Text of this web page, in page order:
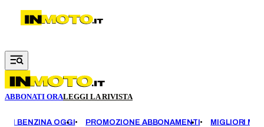
Vai al contenuto principale
ABBONATI ORALEGGI LA RIVISTA
BENZINA OGGI PROMOZIONE ABBONAMENTI MIGLIORI